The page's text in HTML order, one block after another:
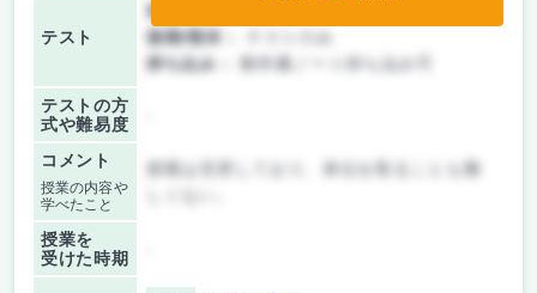
テスト
前期/中間：
後期/期末：
持ち込み：
教科書ノート持ち込み可
テストの方
式や難易度
コメント
授業の内容や
学べたこと
授業を
受けた時期